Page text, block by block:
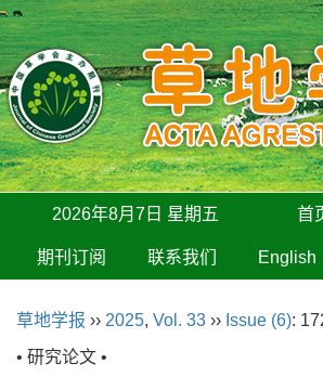
2026年8月7日 星期五 首
期刊订阅 联系我们 English
草地学报 ›› 2025, Vol. 33 ›› Issue (6):
• 研究论文 •